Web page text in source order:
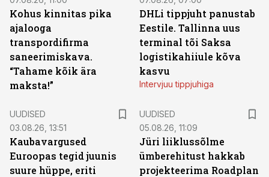
Kohus kinnitas pika
ajalooga
transpordifirma
saneerimiskava.
“Tahame kõik ära
maksta!”
DHLi tippjuht panustab
Eestile. Tallinna uus
terminal tõi Saksa
logistikahiiule kõva
kasvu
Intervjuu tippjuhiga
UUDISED
03.08.26, 13:51
Kaubavargused
Euroopas tegid juunis
suure hüppe, eriti
UUDISED
05.08.26, 11:09
Jüri liiklussõlme
ümberehitust hakkab
projekteerima Roadplan